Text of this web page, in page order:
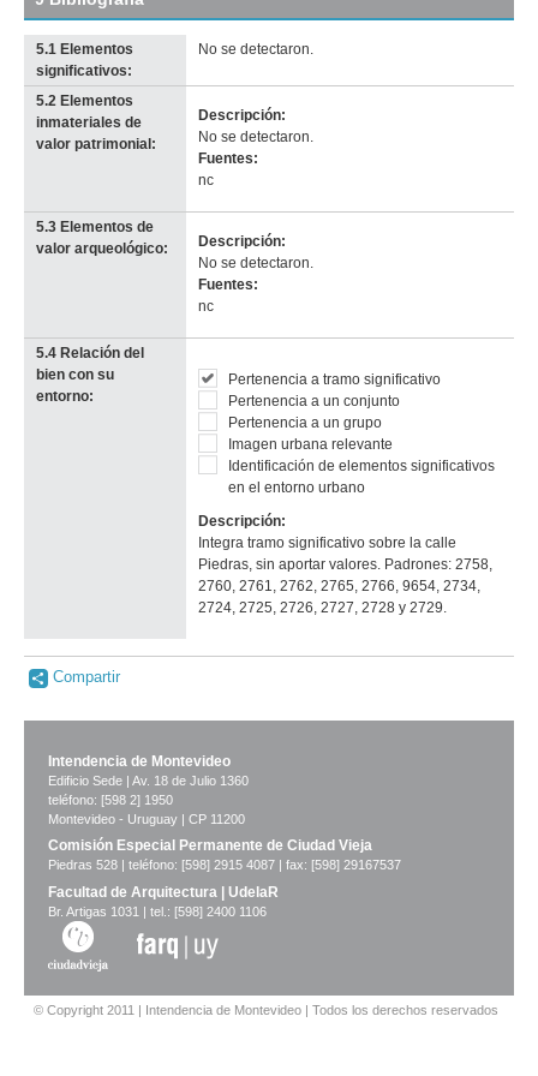
Imagen del tramo:
Piedras (P 5)
Descarga tamaño completo
Anterior Pausa Siguiente
5.1 Elementos
significativos:
No se detectaron.
5.2 Elementos
inmateriales de
valor patrimonial:
Descripción:
No se detectaron.
Fuentes:
nc
5.3 Elementos de
valor arqueológico:
Descripción:
No se detectaron.
Fuentes:
nc
5.4 Relación del
bien con su
entorno:
Pertenencia a tramo significativo
Pertenencia a un conjunto
Pertenencia a un grupo
Imagen urbana relevante
Identificación de elementos significativos
en el entorno urbano
Descripción:
Integra tramo significativo sobre la calle
Piedras, sin aportar valores. Padrones: 2758,
2760, 2761, 2762, 2765, 2766, 9654, 2734,
2724, 2725, 2726, 2727, 2728 y 2729.
Compartir
Intendencia de Montevideo
Edificio Sede | Av. 18 de Julio 1360
teléfono: [598 2] 1950
Montevideo - Uruguay | CP 11200
Comisión Especial Permanente de Ciudad Vieja
Piedras 528 | teléfono: [598] 2915 4087 | fax: [598] 29167537
Facultad de Arquitectura | UdelaR
Br. Artigas 1031 | tel.: [598] 2400 1106
© Copyright 2011 | Intendencia de Montevideo | Todos los derechos reservados